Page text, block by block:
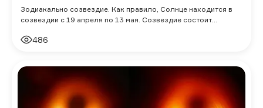
Зодиакально созвездие. Как правило, Солнце находится в
созвездии с 19 апреля по 13 мая. Созвездие состоит
486